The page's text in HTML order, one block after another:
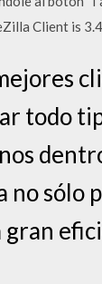
Client is
todo
no